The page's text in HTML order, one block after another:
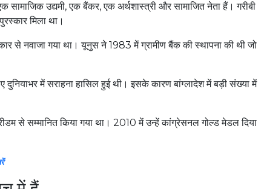
उद्यमी, एक बैंकर, एक अर्थशास्त्री और सामाजित नेता हैं। गरीबी
मिला था।
से नवाजा गया था। यूनुस ने 1983 में ग्रामीण बैंक की स्थापना की थी जो
में सराहना हासिल हुई थी। इसके कारण बांग्लादेश में बड़ी संख्या में
सम्मानित किया गया था। 2010 में उन्हें कांग्रेसनल गोल्ड मेडल दिया